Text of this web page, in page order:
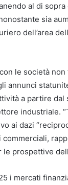
al di
sia
dell’area
le società non
annunci
a partire
industriale.
ai dazi
prospettive
i mercati